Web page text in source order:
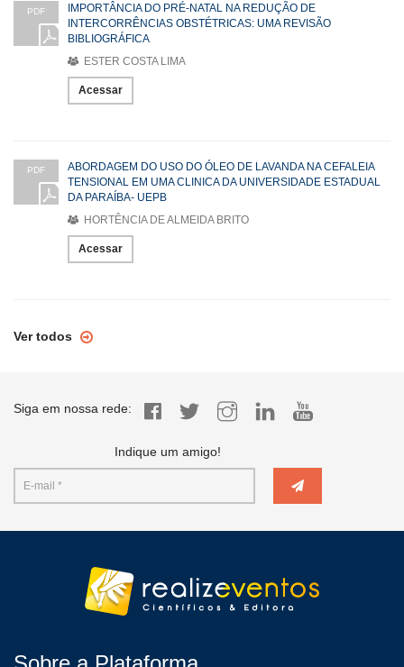
PDF
IMPORTÂNCIA DO PRÉ-NATAL NA REDUÇÃO DE
INTERCORRÊNCIAS OBSTÉTRICAS: UMA REVISÃO
BIBLIOGRÁFICA
ESTER COSTA LIMA
Acessar
PDF
ABORDAGEM DO USO DO ÓLEO DE LAVANDA NA CEFALEIA
TENSIONAL EM UMA CLINICA DA UNIVERSIDADE ESTADUAL
DA PARAÍBA- UEPB
HORTÊNCIA DE ALMEIDA BRITO
Acessar
Ver todos
Siga em nossa rede:
Indique um amigo!